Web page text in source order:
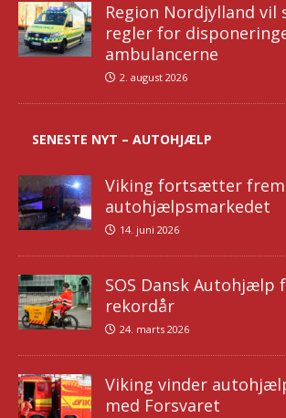
Region Nordjylland vil
regler for
ambulancerne
2. august 2026
SENESTE NYT – AUTOHJÆLP
Viking fortsætter
autohjælpsmarkedet
14. juni 2026
SOS Dansk Autohjælp
rekordår
24. marts 2026
Viking vinder
med Forsvaret